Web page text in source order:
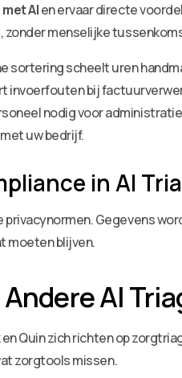
AIen ervaar directe
zonder menselijke
sortering scheelt uren
invoerfouten bij
nodig voor
uw bedrijf.
in AI
Gegevens
moeten blijven.
AI
Quin zich richten op
zorgtools missen.